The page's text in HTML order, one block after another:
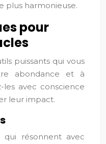
plus harmonieuse.
pour
puissants qui vous
abondance et à
les avec conscience
leur impact.
qui résonnent avec